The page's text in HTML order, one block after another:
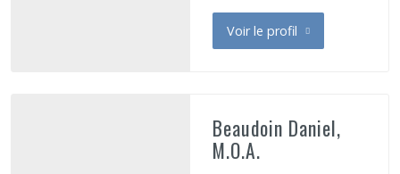
Voir le profil
de Azar Christiane
Beaudoin Daniel,
M.O.A.